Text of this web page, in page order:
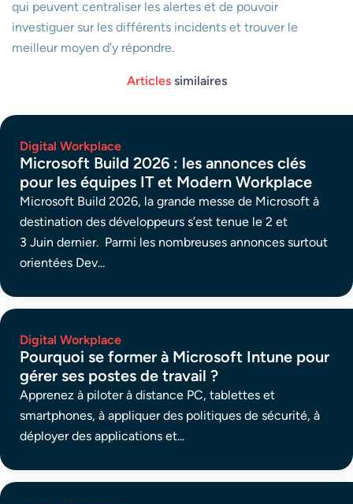
qui peuvent centraliser les alertes et de pouvoir
investiguer sur les différents incidents et trouver le
meilleur moyen d’y répondre.
Articlessimilaires
Digital Workplace
Microsoft Build 2026 : les annonces clés
pour les équipes IT et Modern Workplace
Microsoft Build 2026, la grande messe de Microsoft à
destination des développeurs s’est tenue le 2 et
3 Juin dernier. Parmi les nombreuses annonces surtout
orientées Dev...
Digital Workplace
Pourquoi se former à Microsoft Intune pour
gérer ses postes de travail ?
Apprenez à piloter à distance PC, tablettes et
smartphones, à appliquer des politiques de sécurité, à
déployer des applications et...